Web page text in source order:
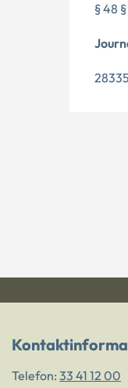
§ 48
Telefon: 33 41 12 00